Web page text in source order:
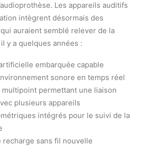
Les appareils auditifs
intègrent désormais des
auraient semblé relever de la
y a quelques années :
embarquée capable
sonore en temps réel
permettant une liaison
plusieurs appareils
intégrés pour le suivi de la
recharge sans fil nouvelle